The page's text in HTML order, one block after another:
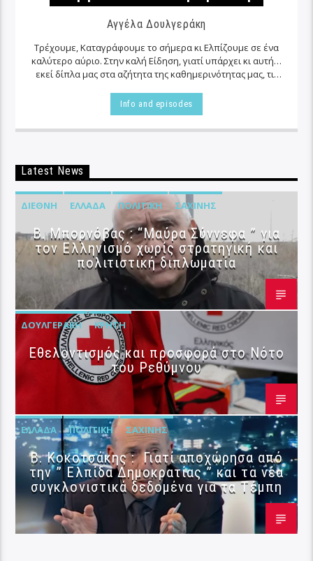
Αγγέλα Δουλγεράκη
Τρέχουμε, Καταγράφουμε το σήμερα κι Ελπίζουμε σε ένα
καλύτερο αύριο. Στην καλή Είδηση, γιατί υπάρχει κι αυτή…
εκεί δίπλα μας στα αζήτητα της καθημερινότητας μας, τις
Info and episodes
Latest News
ΔΙΕΘΝΉ ΕΛΛΆΔΑ ΠΟΛΙΤΙΚΉ ΣΑΧΊΝΗΣ
B. Μπορνόβας : “Μαύρα Σύννεφα ” για
τον Ελληνισμό χωρίς στρατηγική και
πολιτιστική διπλωματία
ΔΟΥΛΓΕΡΆΚΗ ΚΡΉΤΗ
Εθελοντισμός και προσφορά στο Νότο
του Ρεθύμνου
ΕΛΛΆΔΑ ΠΟΛΙΤΙΚΉ ΣΑΧΊΝΗΣ
Β. Κοκοτσάκης : Γιατί αποχώρησα από
την ” Ελπίδα Δημοκρατίας ” και τα νέα
συγκλονιστικά δεδομένα για τα Τέμπη